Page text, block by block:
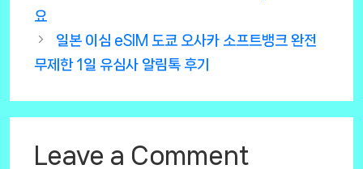
요
일본 이심 eSIM 도쿄 오사카 소프트뱅크 완전
무제한 1일 유심사 알림톡 후기
Leave a Comment